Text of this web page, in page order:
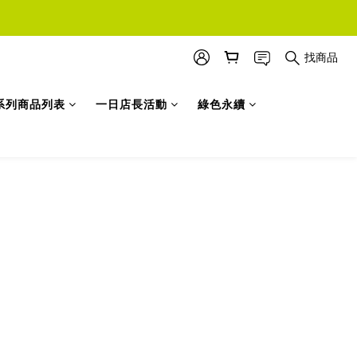
找商品
列商品列表 一日店長活動 綠色永續